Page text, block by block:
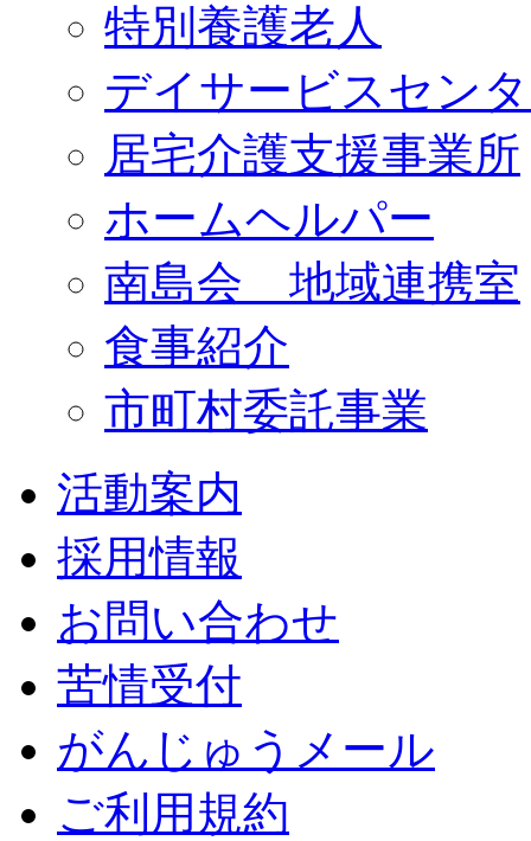
特別養護老人
デイサービスセン
居宅介護支援事業所
ホームヘルパー
南島会 地域連携室
食事紹介
市町村委託事業
活動案内
採用情報
お問い合わせ
苦情受付
がんじゅうメール
ご利用規約